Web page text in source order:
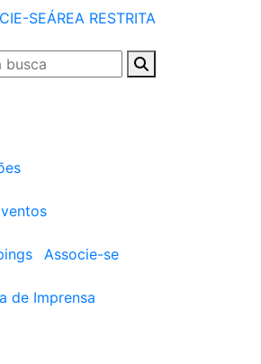
SEÁREA RESTRITA
Associe-se
de Imprensa